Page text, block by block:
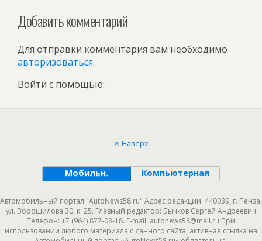
Добавить комментарий
Для отправки комментария вам необходимо
авторизоваться.
Войти с помощью:
Наверх
Мобильн. Компьютерная
Автомобильный портал "AutoNews58.ru" Адрес редакции: 440039, г. Пенза,
ул. Ворошилова 30, к. 25. Главный редактор: Бычков Сергей Андреевич
Телефон: +7 (964) 877-08-18. E-mail: autonews58@mail.ru При
использовании любого материала с данного сайта, активная ссылка на